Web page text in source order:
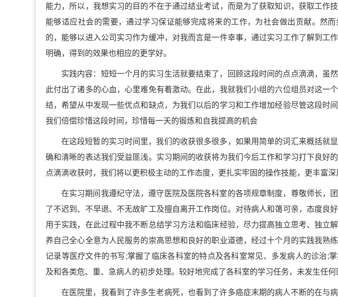
能力，所以，我想实习的目的不在于通过结业考试，而是为了获取知识，获取工作
能够适应社会的需要，通过学习保证能够完成将来的工作，为社会做出贡献。然
的，能够以进入公司实习作为缓冲，对我而言是一件幸事，通过实习工作了解到工
明确，得到的效果也相应的更学好。
实践内容：短短一个月的实习生活就要结束了，回顾这段时间的点点滴滴，虽
此付出了诸多的心血，心里难免有着激动。在此，我就我们小组的六位组员对这一
结，希望从中发现一些优点和缺点，为我们以后的学习和工作增加经验尽管这段时
我们倍偿珍惜这段时间，珍惜每一天的锻炼和自我提高的机会
在这段短暂的实习时间里，我们的收获很多很多，如果用简单的词汇来概括就
确和清晰的表达我们受益匪浅。实习期间的收获将为我们今后工作和学习打下良好
点滴滴收获时，我们将以更积极主动的工作态度，更扎实牢固的操作技能，更丰富
在实习期间我遵纪守法，遵守医院及医院各科室的各项规章制度，尊敬师长，
了不迟到、不早退、不无故旷工及擅自离开工作岗位。对待病人和蔼可亲，态度良
用于实践，在此过程中我不断总结学习方法和临床经验，尽力提高独立思考、独立
养自己全心全意为人民服务的崇高思想和良好的职业道德，经过十个月的实践我熟
记录等医疗文件的书写;掌握了临床各科室的特点及各科室常见、多发病人的诊治;
及和各类危、重、急病人的初步处理。较好地完成了各科室的学习任务，未发生任何
在医院里，我看到了许多生老病死，也看到了许多癌症末期的病人不断的在与